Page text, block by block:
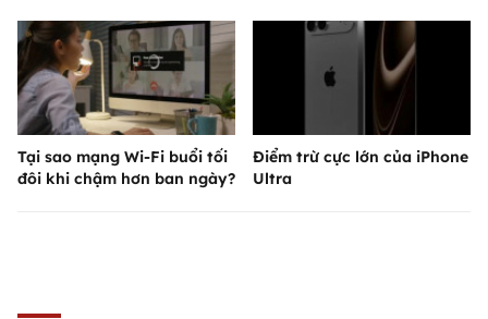
Tại sao mạng Wi-Fi buổi tối
đôi khi chậm hơn ban ngày?
Điểm trừ cực lớn của iPhone
Ultra